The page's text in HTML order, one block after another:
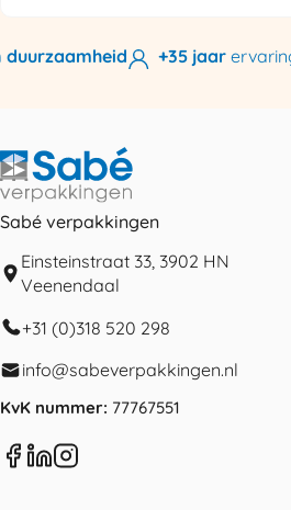
+35 jaarervaring
Sabé verpakkingen
Einsteinstraat 33, 3902 HN
Veenendaal
+31 (0)318 520 298
info@sabeverpakkingen.nl
KvK nummer: 77767551